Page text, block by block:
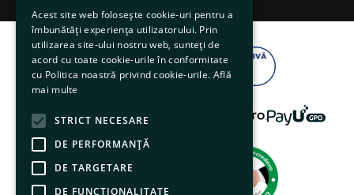
Acest site web folosește cookie-uri pentru a
îmbunătăți experiența utilizatorului. Prin
utilizarea site-ului nostru web, sunteți de
acord cu toate cookie-urile în conformitate
cu Politica noastră privind cookie-urile. Află
mai multe
STRICT NECESARE
DE PERFORMANȚĂ
DE TARGETARE
DE FUNCŢIONALITATE